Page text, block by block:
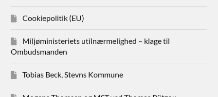
Cookiepolitik (EU)
Miljøministeriets utilnærmelighed – klage til
Ombudsmanden
Tobias Beck, Stevns Kommune